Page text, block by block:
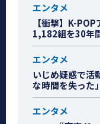
エンタメ
【衝撃】K-
1,182組を30年
エンタメ
いじめ疑惑で活
な時間を失った
エンタメ